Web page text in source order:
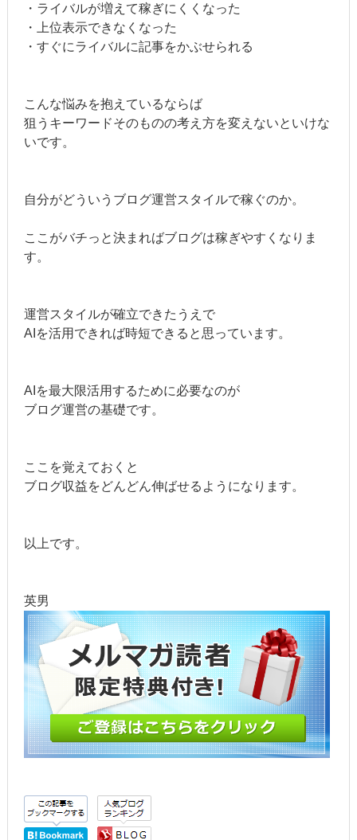
・ライバルが増えて稼ぎにくくなった
・上位表示できなくなった
・すぐにライバルに記事をかぶせられる
こんな悩みを抱えているならば
狙うキーワードそのものの考え方を変えないといけな
いです。
自分がどういうブログ運営スタイルで稼ぐのか。
ここがバチっと決まればブログは稼ぎやすくなりま
す。
運営スタイルが確立できたうえで
AIを活用できれば時短できると思っています。
AIを最大限活用するために必要なのが
ブログ運営の基礎です。
ここを覚えておくと
ブログ収益をどんどん伸ばせるようになります。
以上です。
英男